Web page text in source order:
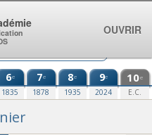
6e
1835
7e
1878
8e
1935
9e
2024
10e
E.C.
OUVRIR